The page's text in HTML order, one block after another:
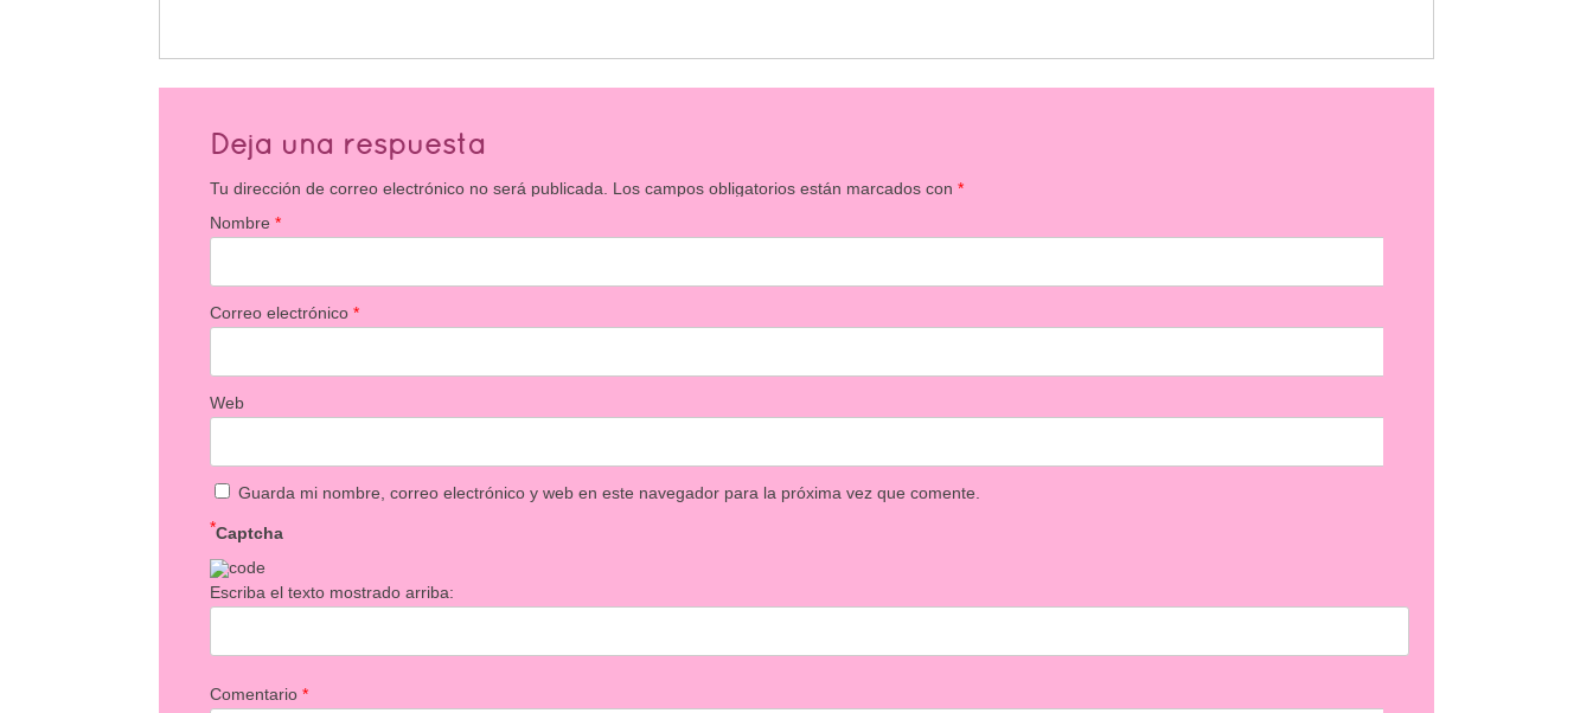
Deja una respuesta
Tu dirección de correo electrónico no será publicada. Los campos obligatorios están marcados con*
Nombre*
Correo electrónico*
Web
Guarda mi nombre, correo electrónico y web en este navegador para la próxima vez que comente.
Captcha
*
Escriba el texto mostrado arriba:
Comentario*